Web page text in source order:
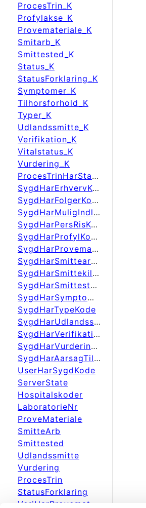
ProcesTrin_K
Profylakse_K
Provemateriale_K
Smitarb_K
Smittested_K
Status_K
StatusForklaring_K
Symptomer_K
Tilhorsforhold_K
Typer_K
Udlandssmitte_K
Verifikation_K
Vitalstatus_K
Vurdering_K
ProcesTrinHarStatusForklaring
SygdHarErhvervKode
SygdHarFolgerKode
SygdHarMuligIndlKode
SygdHarPersRisKode
SygdHarProfylKode
SygdHarProvematerialeKode
SygdHarSmittearbKode
SygdHarSmittekildeKode
SygdHarSmittestedKode
SygdHarSymptomerKode
SygdHarTypeKode
SygdHarUdlandssmitteKode
SygdHarVerifikationKode
SygdHarVurderingKode
SygdHarAarsagTilUndersKode
UserHarSygdKode
ServerState
Hospitalskoder
LaboratorieNr
ProveMateriale
SmitteArb
Smittested
Udlandssmitte
Vurdering
ProcesTrin
StatusForklaring
VeriHarProvematKode